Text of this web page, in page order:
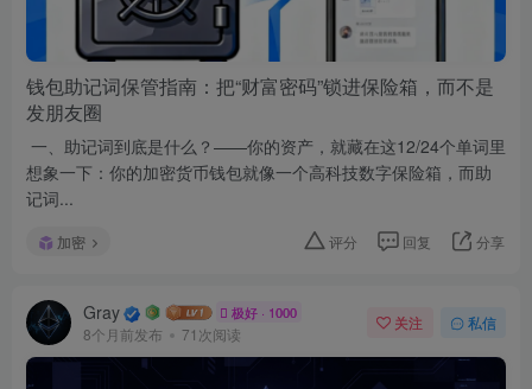
钱包助记词保管指南：把“财富密码”锁进保险箱，而不是
发朋友圈
一、助记词到底是什么？——你的资产，就藏在这12/24个单词里
想象一下：你的加密货币钱包就像一个高科技数字保险箱，而助
记词...
加密 评分 回复 分享
Gray 极好 · 1000
8个月前发布 71次阅读
关注 私信